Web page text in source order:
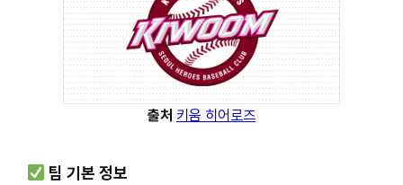
출처 키움 히어로즈
팀 기본 정보